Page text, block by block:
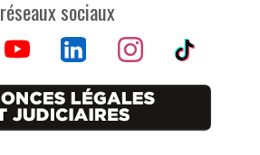
réseaux sociaux